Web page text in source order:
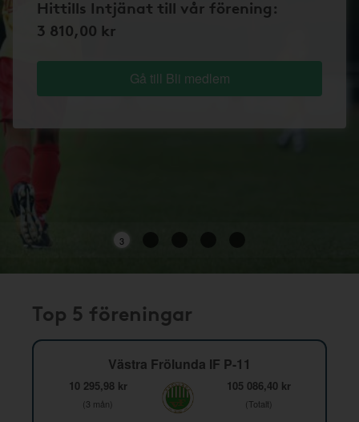
Hittills Intjänat till vår förening:
3 810,00 kr
Gå till Bli medlem
2
Top 5 föreningar
Västra Frölunda IF P-11
10 295,98 kr
(3 mån)
105 086,40 kr
(Totalt)